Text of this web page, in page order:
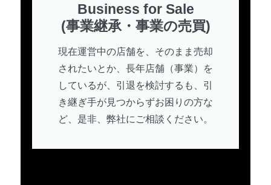
Business for Sale
(事業継承・事業の売買)
現在運営中の店舗を、そのまま売却
されたいとか、長年店舗（事業）を
しているが、引退を検討するも、引
き継ぎ手が見つからずお困りの方な
ど、是非、弊社にご相談ください。